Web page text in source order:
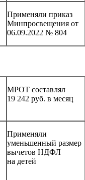
Применяли приказ
Минпросвещения от
06.09.2022 № 804
МРОТ составлял
19 242 руб. в месяц
Применяли
уменьшенный размер
вычетов НДФЛ
на детей